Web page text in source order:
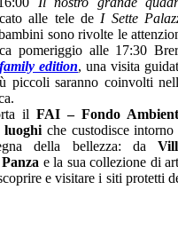
alle tele de I Sette
sono rivolte le
pomeriggio alle 17:30
edition, una visita
piccoli saranno coinvolti
ilFAI – Fondo
luoghi che custodisce intorno
della bellezza: da
e la sua collezione di
e visitare i siti protetti